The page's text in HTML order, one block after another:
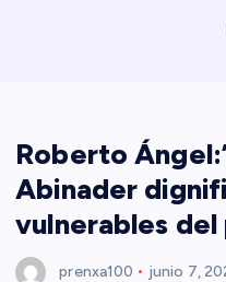
Roberto
Abinader
vulnerables del
prenxa100 junio 7,